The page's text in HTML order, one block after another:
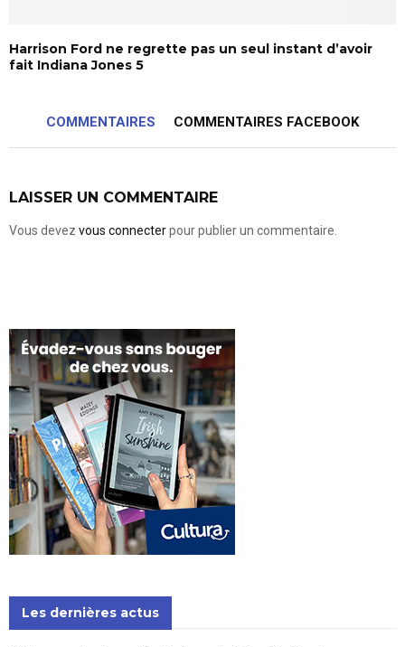
Harrison Ford ne regrette pas un seul instant d’avoir
fait Indiana Jones 5
COMMENTAIRES COMMENTAIRES FACEBOOK
LAISSER UN COMMENTAIRE
Vous devez vous connecterpour publier un commentaire.
Les dernières actus